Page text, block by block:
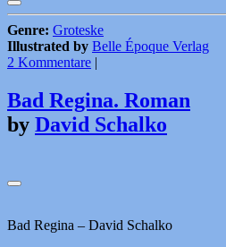
Genre: Groteske
Illustrated by Belle Époque Verlag
2 Kommentare
Bad Regina. Roman
by David Schalko
Bad Regina – David Schalko